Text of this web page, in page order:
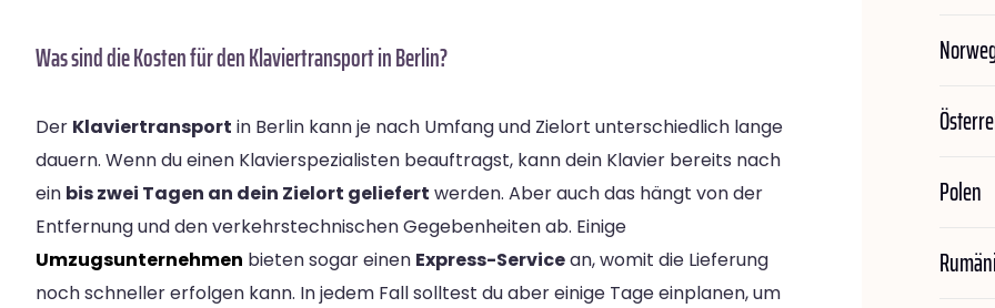
Was sind die Kosten für den Klaviertransport in Berlin?
Der Klaviertransport in Berlin kann je nach Umfang und Zielort unterschiedlich lange
dauern. Wenn du einen Klavierspezialisten beauftragst, kann dein Klavier bereits nach
ein bis zwei Tagen an dein Zielort geliefert werden. Aber auch das hängt von der
Entfernung und den verkehrstechnischen Gegebenheiten ab. Einige
Umzugsunternehmen bieten sogar einen Express-Servicean, womit die Lieferung
noch schneller erfolgen kann. In jedem Fall solltest du aber einige Tage einplanen, um
Polen